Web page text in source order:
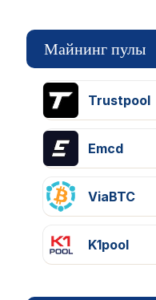
Майнинг пулы
Trustpool
Emcd
ViaBTC
K1pool